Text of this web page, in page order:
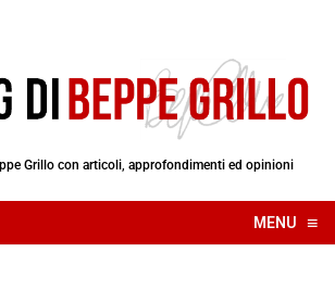
Grillo con articoli, approfondimenti ed opinioni
MENU ≡
☰